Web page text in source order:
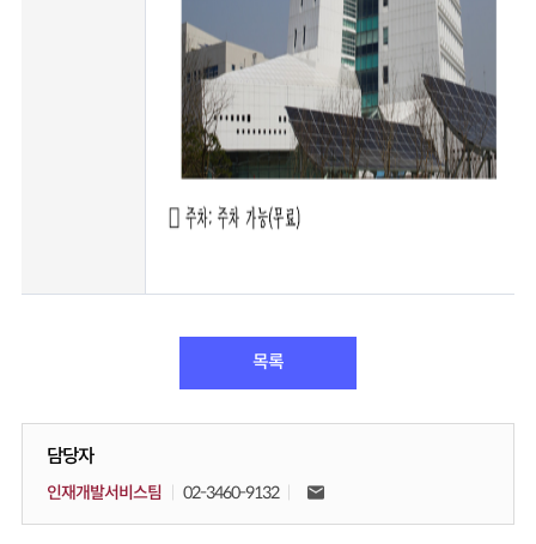
목록
담당자
인재개발서비스팀 02-3460-9132